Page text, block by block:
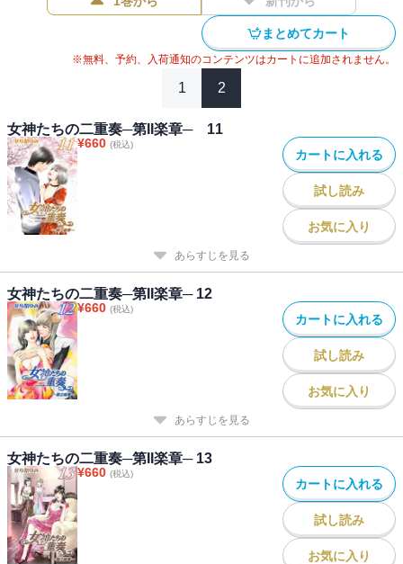
まとめてカート
※無料、予約、入荷通知のコンテンツはカートに追加されません。
1 2
女神たちの二重奏─第II楽章─ 11
¥660 (税込)
カートに入れる
試し読み
お気に入り
あらすじを見る
女神たちの二重奏─第II楽章─ 12
¥660 (税込)
カートに入れる
試し読み
お気に入り
あらすじを見る
女神たちの二重奏─第II楽章─ 13
¥660 (税込)
カートに入れる
試し読み
お気に入り